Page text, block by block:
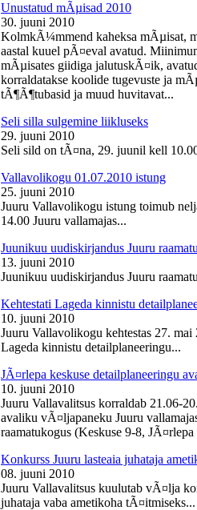
Unustatud mÃµisad 2010
30. juuni 2010
KolmkÃ¼mmend kaheksa mÃµisat,
aastal kuuel pÃ¤eval avatud.
mÃµisates giidiga jalutuskÃ¤ik,
korraldatakse koolide tugevuste ja
tÃ¶Ã¶tubasid ja muud huvitavat...
Seli silla sulgemine liikluseks
29. juuni 2010
Seli sild on tÃ¤na, 29. juunil kell
Vallavolikogu 01.07.2010 istung
25. juuni 2010
Juuru Vallavolikogu istung toimub
14.00 Juuru vallamajas...
Juunikuu uudiskirjandus Juuru
13. juuni 2010
Juunikuu uudiskirjandus Juuru
Kehtestati Lageda kinnistu
10. juuni 2010
Juuru Vallavolikogu kehtestas 27.
Lageda kinnistu detailplaneeringu...
JÃ¤rlepa keskuse detailplaneeringu
10. juuni 2010
Juuru Vallavalitsus korraldab 21.06-
avaliku vÃ¤ljapaneku Juuru
raamatukogus (Keskuse 9-8,
Konkurss Juuru lasteaia juhataja
08. juuni 2010
Juuru Vallavalitsus kuulutab vÃ¤lja
juhataja vaba ametikoha tÃ¤itmiseks...